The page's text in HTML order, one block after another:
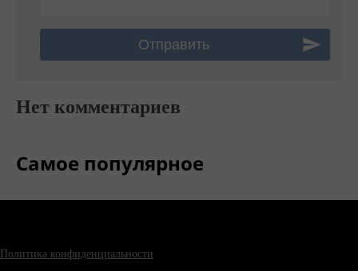
Нет комментариев
Самое популярное
Политика конфиденциальности